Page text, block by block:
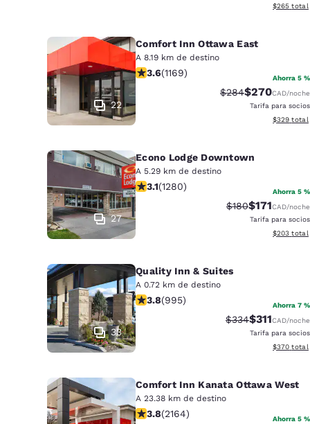
Ver
$265 total
22
Comfort Inn Ottawa East
A 8.19 km de destino
calificación de 3.56 estrellas. Bueno.
3.6(1169) Ahorra 5 %
Precio tachado:
$284Precio con
$270CAD/noche
Tarifa para socios
Ver
$329 total
27
Econo Lodge Downtown
A 5.29 km de destino
calificación de 3.12 estrellas. Bueno.
3.1(1280) Ahorra 5 %
Precio tachado:
$180Precio con
$171CAD/noche
Tarifa para socios
Ver
$203 total
33
Quality Inn & Suites
A 0.72 km de destino
calificación de 3.78 estrellas. Bueno.
3.8(995) Ahorra 7 %
Precio tachado:
$334Precio con
$311CAD/noche
Tarifa para socios
Ver
$370 total
Comfort Inn Kanata Ottawa West
A 23.38 km de destino
calificación de 3.84 estrellas. Bueno.
3.8(2164) Ahorra 5 %